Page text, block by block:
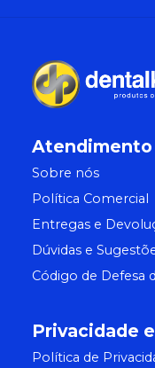
Atendimento
Sobre nós
Política Comercial
Entregas e
Dúvidas e
Código de Defesa
Privacidade
Política de